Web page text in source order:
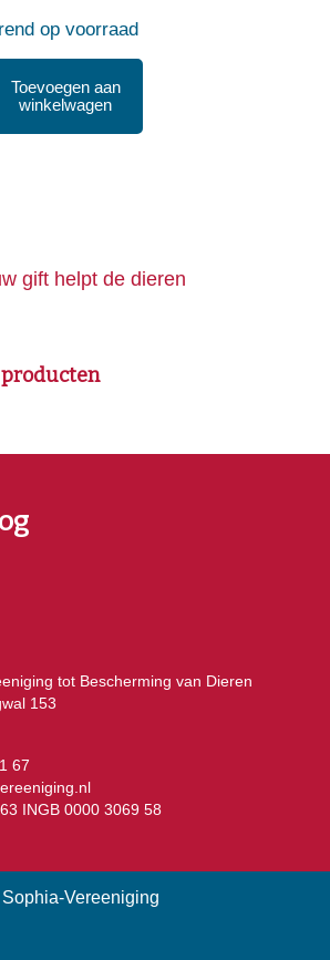
op voorraad
Toevoegen aan
winkelwagen
gift helpt de dieren
tot Bescherming van Dieren
153
67
INGB 0000 3069 58
Vereeniging